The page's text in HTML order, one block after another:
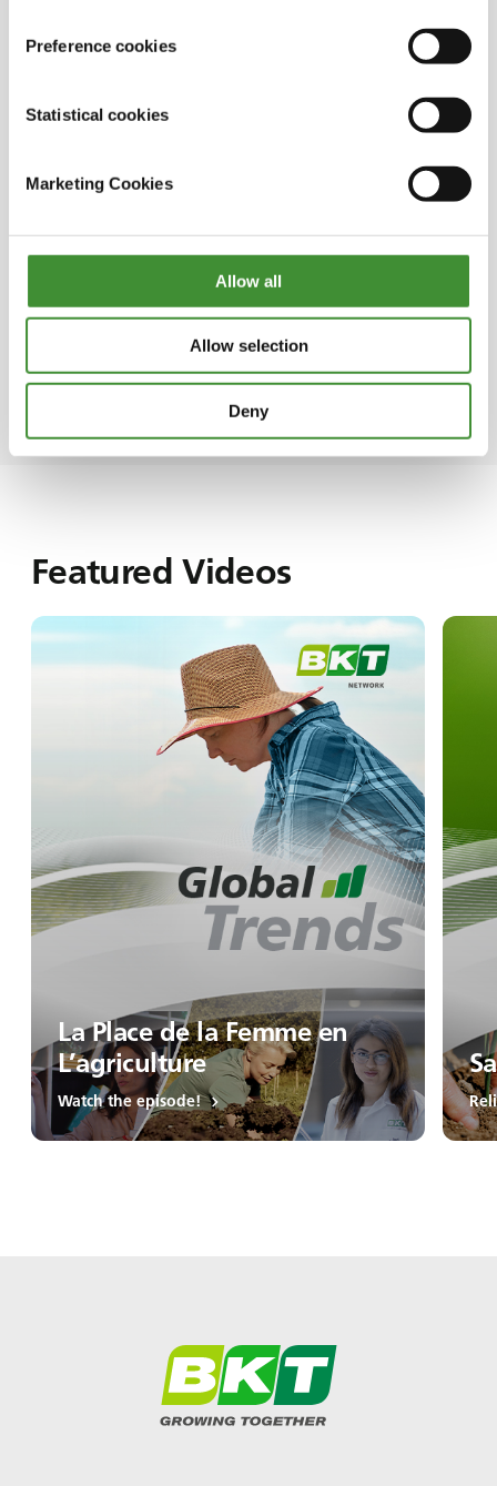
Preference cookies
Statistical cookies
Marketing Cookies
Allow all
Allow selection
Deny
peut durer de 45 à 50 ans?
des agriculteurs pensent être au-dessus de la
dans la technologie agricole.
Environ un tiers des agriculteurs sont
susceptibles de prendre leur retraite au cours
des 15 prochaines années, ce qui indique une
l’économie agricole.
Featured Videos
La Place de la Femme en
L’agriculture
Watch the episode!